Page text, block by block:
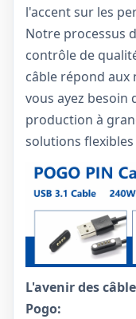
l'accent sur les
Notre processus
contrôle de
câble répond
vous ayez besoin
production à
solutions flexibles
L'avenir des
Pogo: